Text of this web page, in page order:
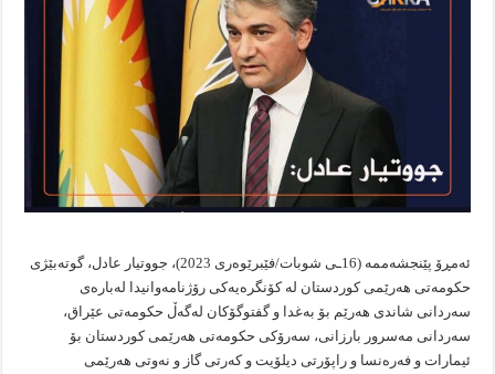
ئه‌مڕۆ پێنجشه‌ممه‌ (16ـی شوبات/فێبرێوه‌ری 2023)، جووتیار عادل، گوته‌بێژی
حكومه‌تی هه‌رێمی كوردستان له‌ كۆنگره‌یه‌كی رۆژنامه‌وانیدا له‌باره‌ی
سه‌ردانی شاندی هه‌رێم بۆ به‌غدا و گفتوگۆكان له‌گه‌ڵ حكومه‌تی عێراق،
سه‌ردانی مه‌سرور بارزانی، سه‌رۆكی حكومه‌تی هه‌رێمی كوردستان بۆ
ئیمارات و فه‌ره‌نسا و راپۆرتی دیلۆیت و كه‌رتی گاز و نه‌وتی هه‌رێمی